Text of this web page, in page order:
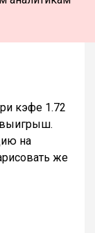
кэфе 1.72
выигрыш.
на
же